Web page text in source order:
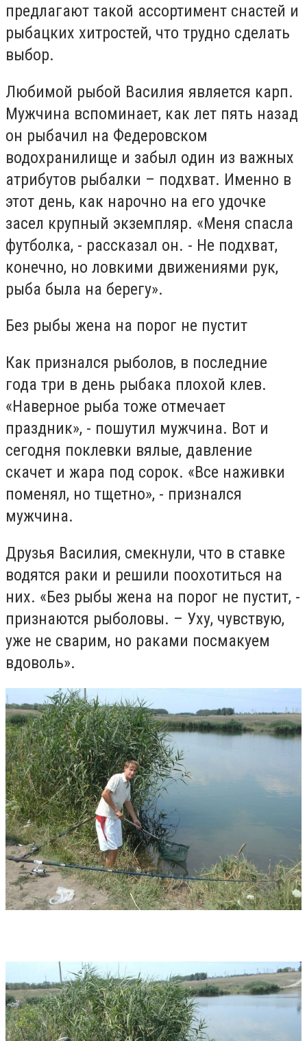
предлагают такой ассортимент снастей и
рыбацких хитростей, что трудно сделать
выбор.
Любимой рыбой Василия является карп.
Мужчина вспоминает, как лет пять назад
он рыбачил на Федеровском
водохранилище и забыл один из важных
атрибутов рыбалки – подхват. Именно в
этот день, как нарочно на его удочке
засел крупный экземпляр. «Меня спасла
футболка, - рассказал он. - Не подхват,
конечно, но ловкими движениями рук,
рыба была на берегу».
Без рыбы жена на порог не пустит
Как признался рыболов, в последние
года три в день рыбака плохой клев.
«Наверное рыба тоже отмечает
праздник», - пошутил мужчина. Вот и
сегодня поклевки вялые, давление
скачет и жара под сорок. «Все наживки
поменял, но тщетно», - признался
мужчина.
Друзья Василия, смекнули, что в ставке
водятся раки и решили поохотиться на
них. «Без рыбы жена на порог не пустит, -
признаются рыболовы. – Уху, чувствую,
уже не сварим, но раками посмакуем
вдоволь».